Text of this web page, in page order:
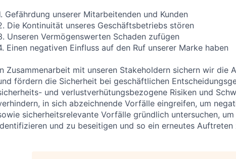
Gefährdung unserer Mitarbeitenden und Kunden
Die Kontinuität unseres Geschäftsbetriebs stören
Unseren Vermögenswerten Schaden zufügen
Einen negativen Einfluss auf den Ruf unserer Marke haben
Zusammenarbeit mit unseren Stakeholdern sichern wir die
fördern die Sicherheit bei geschäftlichen
und verlustverhütungsbezogene Risiken und
in sich abzeichnende Vorfälle eingreifen, um
sicherheitsrelevante Vorfälle gründlich untersuchen,
und zu beseitigen und so ein erneutes Auftreten